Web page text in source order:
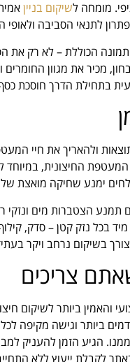
מומחה לשיקום בניין
לתנאי הסביבה
הכוללת – לא רק
מכיר את מגוון
בתחילת הדרך חוסכת
ולהאריך את חיי
החיצונית, במיוחד
ימנע שחיקה מואצת
בכל נזק קטן – סדק,
בשיקום נרחב ויקר
צריכים
והאמין ביותר לשיקום
ביותר וגישה מקיפה
ואחריות עד ל-7 שנים כתובה
לקבלת ייעוץ ללא